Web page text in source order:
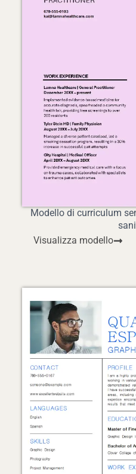
Modello di curriculum
Visualizza modello